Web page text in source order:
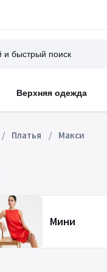
Верхняя одежда
Платья Макси
Мини